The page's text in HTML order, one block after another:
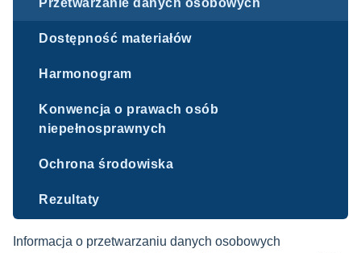
Przetwarzanie danych osobowych
Dostępność materiałów
Harmonogram
Konwencja o prawach osób
niepełnosprawnych
Ochrona środowiska
Rezultaty
Informacja o przetwarzaniu danych osobowych